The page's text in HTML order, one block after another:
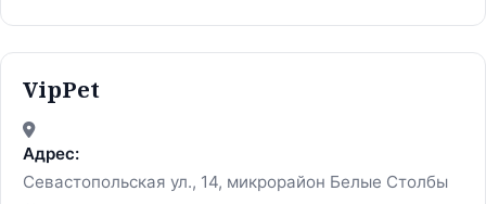
VipPet
Адрес:
Севастопольская ул., 14, микрорайон Белые Столбы